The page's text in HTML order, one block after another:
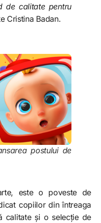
de calitate pentru
Cristina Badan.
postului de
este o poveste de
copiilor din întreaga
calitate și o selecție de